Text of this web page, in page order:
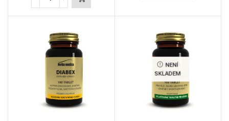
NENÍ
SKLADEM